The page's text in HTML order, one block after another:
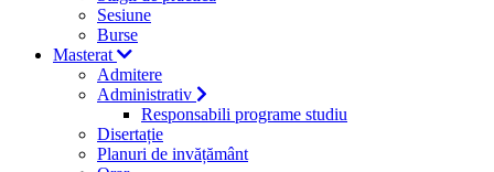
Sesiune
Burse
Masterat
Admitere
Administrativ
Responsabili programe studiu
Disertație
Planuri de invățământ